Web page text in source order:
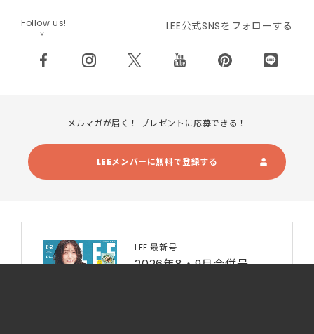
Follow us! LEE公式SNSをフォローする
メルマガが届く！ プレゼントに応募できる！
LEEメンバーに無料で登録する
LEE 最新号
2026年8・9月合併号